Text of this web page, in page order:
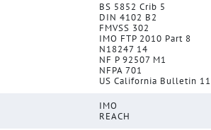
BS 5852 Crib 5
DIN 4102 B2
FMVSS 302
IMO FTP 2010 Part 8
N18247 14
NF P 92507 M1
NFPA 701
US California Bulletin
IMO
REACH